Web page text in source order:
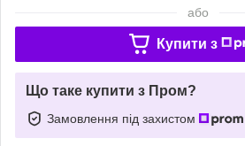
або
Купити з
Що таке купити з Пром?
Замовлення під захистом